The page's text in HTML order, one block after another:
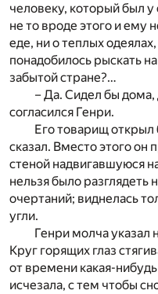
человеку, который был
не то вроде этого и ему
еде, ни о теплых
понадобилось рыскать
забытой стране?…
– Да. Сидел бы дома,
согласился Генри.
Его товарищ открыл
сказал. Вместо этого он
стеной надвигавшуюся
нельзя было разглядеть
очертаний; виднелась
угли.
Генри молча указал
Круг горящих глаз
от времени какая-
исчезала, с тем чтобы